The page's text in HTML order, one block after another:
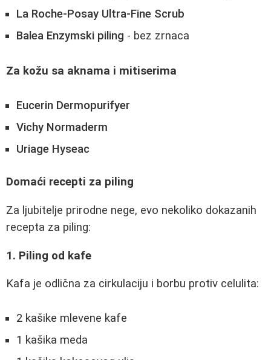
La Roche-Posay Ultra-Fine Scrub
Balea Enzymski piling - bez zrnaca
Za kožu sa aknama i mitiserima
Eucerin Dermopurifyer
Vichy Normaderm
Uriage Hyseac
Domaći recepti za piling
Za ljubitelje prirodne nege, evo nekoliko dokazanih
recepta za piling:
1. Piling od kafe
Kafa je odlična za cirkulaciju i borbu protiv celulita:
2 kašike mlevene kafe
1 kašika meda